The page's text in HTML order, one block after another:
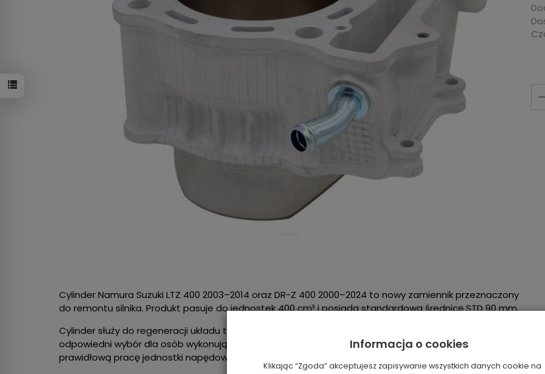
Cylinder Namura Suzuki LTZ 400 2003–2014 oraz DR-Z 400 2000–2024 to nowy zamiennik przeznaczony
do remontu silnika. Produkt pasuje do jednostek 400 cm³ i posiada standardową średnicę STD 90 mm.
Cylinder służy do regeneracji układu tłokowo-cylindrowego w quadach i motocyklach Suzuki. To
odpowiedni wybór dla osób wykonujących naprawę silnika, przywracających kompresję oraz
prawidłową pracę jednostki napędowej.
Informacja o cookies
Klikając “Zgoda” akceptujesz zapisywanie wszystkich danych cookie na